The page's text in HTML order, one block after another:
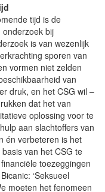
tijd is de
bij
is van wezenlijk
sporen van
vormen niet zelden
van
druk, en het CSG wil –
dat het van
oplossing voor te
aan slachtoffers van
én verbeteren is het
van het CSG te
toezeggingen
‘Seksueel
moeten het fenomeen